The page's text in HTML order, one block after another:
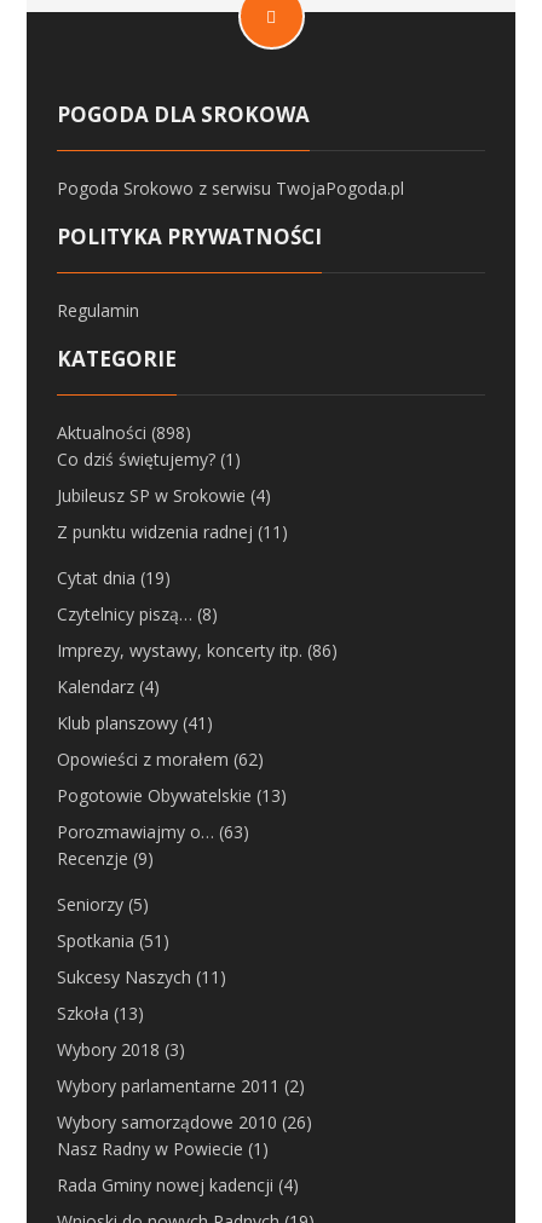
POGODA DLA SROKOWA
Pogoda Srokowo z serwisu TwojaPogoda.pl
POLITYKA PRYWATNOŚCI
Regulamin
KATEGORIE
Aktualności (898)
Co dziś świętujemy?(1)
Jubileusz SP w Srokowie (4)
Z punktu widzenia radnej (11)
Cytat dnia (19)
Czytelnicy piszą… (8)
Imprezy, wystawy, koncerty itp. (86)
Kalendarz(4)
Klub planszowy(41)
Opowieści z morałem (62)
Pogotowie Obywatelskie (13)
Porozmawiajmy o… (63)
Recenzje (9)
Seniorzy(5)
Spotkania (51)
Sukcesy Naszych (11)
Szkoła (13)
Wybory 2018 (3)
Wybory parlamentarne 2011 (2)
Wybory samorządowe 2010 (26)
Nasz Radny w Powiecie (1)
Rada Gminy nowej kadencji (4)